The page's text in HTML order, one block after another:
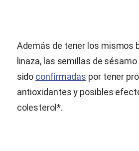
Además de tener los mismos
linaza, las semillas de
sido confirmadas por tener
antioxidantes y posibles
colesterol*.